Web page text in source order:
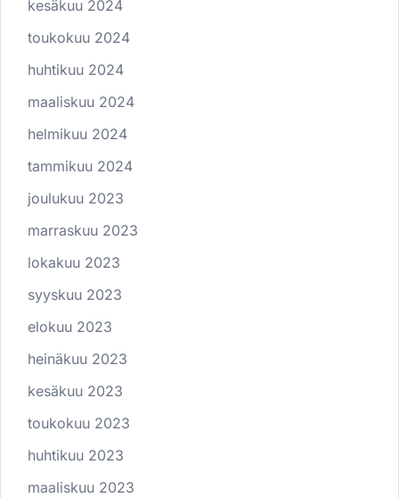
kesäkuu 2024
toukokuu 2024
huhtikuu 2024
maaliskuu 2024
helmikuu 2024
tammikuu 2024
joulukuu 2023
marraskuu 2023
lokakuu 2023
syyskuu 2023
elokuu 2023
heinäkuu 2023
kesäkuu 2023
toukokuu 2023
huhtikuu 2023
maaliskuu 2023